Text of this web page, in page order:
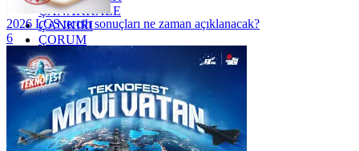
ÇANAKKALE
ÇANKIRI
ÇORUM
İSTANBUL
İZMİR
ŞANLIURFA
ŞIRNAK
2026 LGS tercih sonuçları ne zaman açıklanacak?
6